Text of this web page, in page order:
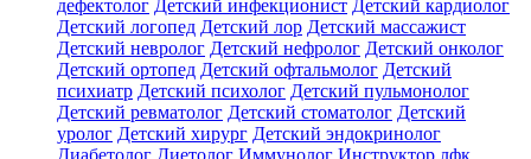
дефектолог Детский инфекционист Детский кардиолог
Детский логопед Детский лор Детский массажист
Детский невролог Детский нефролог Детский онколог
Детский ортопед Детский офтальмолог Детский
психиатр Детский психолог Детский пульмонолог
Детский ревматолог Детский стоматолог Детский
уролог Детский хирург Детский эндокринолог
Диабетолог Диетолог Иммунолог Инструктор лфк